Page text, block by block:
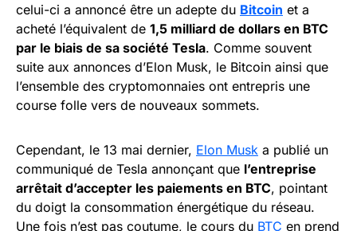
celui-ci a annoncé être un adepte du Bitcoin et a
acheté l’équivalent de 1,5 milliard de dollars en BTC
par le biais de sa société Tesla. Comme souvent
suite aux annonces d’Elon Musk, le Bitcoin ainsi que
l’ensemble des cryptomonnaies ont entrepris une
course folle vers de nouveaux sommets.
Cependant, le 13 mai dernier, Elon Musk a publié un
communiqué de Tesla annonçant que l’entreprise
arrêtait d’accepter les paiements en BTC, pointant
du doigt la consommation énergétique du réseau.
Une fois n’est pas coutume, le cours du BTC en prend